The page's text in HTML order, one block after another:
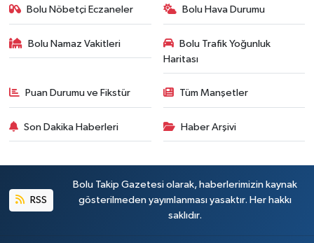
Bolu Nöbetçi Eczaneler Bolu Hava Durumu
Bolu Namaz Vakitleri
Bolu Trafik Yoğunluk
Haritası
Puan Durumu ve Fikstür Tüm Manşetler
Son Dakika Haberleri Haber Arşivi
RSS
Bolu Takip Gazetesi olarak, haberlerimizin kaynak
gösterilmeden yayımlanması yasaktır. Her hakkı
saklıdır.